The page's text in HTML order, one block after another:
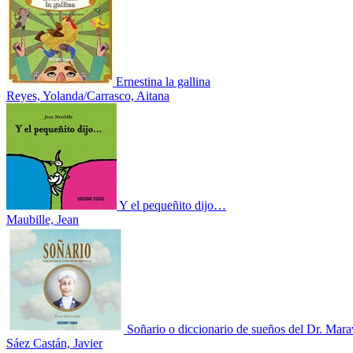
Ernestina la gallina
Reyes, Yolanda/Carrasco, Aitana
Y el pequeñito dijo…
Maubille, Jean
Soñario o diccionario de sueños del Dr.
Sáez Castán, Javier